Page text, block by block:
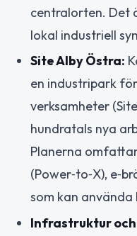
centralorten. Det
lokal industriell
Site Alby Östra:
en industripark
verksamheter
hundratals nya
Planerna
(Power‑to‑X),
som kan
Infrastruktur